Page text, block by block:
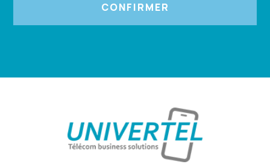
CONFIRMER